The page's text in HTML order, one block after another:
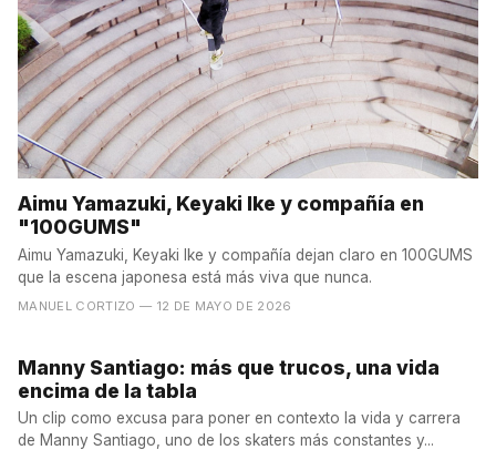
Aimu Yamazuki, Keyaki Ike y compañía en
"100GUMS"
Aimu Yamazuki, Keyaki Ike y compañía dejan claro en 100GUMS
que la escena japonesa está más viva que nunca.
MANUEL CORTIZO — 12 DE MAYO DE 2026
Manny Santiago: más que trucos, una vida
encima de la tabla
Un clip como excusa para poner en contexto la vida y carrera
de Manny Santiago, uno de los skaters más constantes y...